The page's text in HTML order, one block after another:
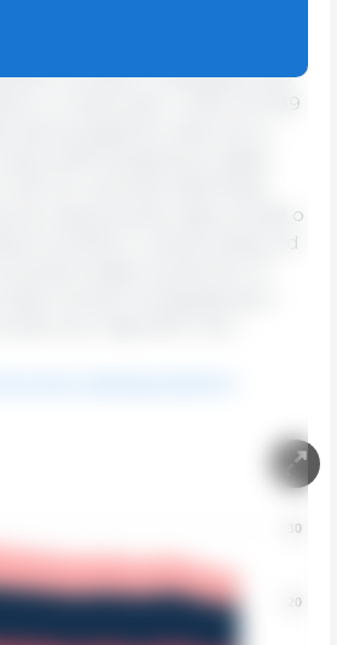
zwierząt lub klas
na dzień 3 listopada 2021
co stanowiło o 3,2% lub 359
był szczególnie widoczny w
niż 80 kilogramów, gdzie
4,8 mln zwierząt. Natomiast
więcej żywej wagi wzrosła o
tuczników o żywej wadze od
prawie stałym poziomie 4,7
również zmniejszyły się o
do maja 2021 roku.
dziesięcioletnim